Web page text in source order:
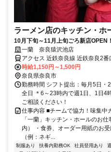
ラーメン店のキッチン・ホ
10月下旬～11月上旬ごろ新店OPEN
型自由！履歴書不要＆オンライン面接
一蘭 奈良猿沢池店
アクセス 近鉄奈良線 近鉄奈良2
歩約8分、連絡バス 奈良徒歩約13
時給1,150円～1,500円
奈良県奈良市
勤務時間 シフト提出：毎月5日・
全日 ＊6～23時内で週1日、1日4
ご相談ください！
仕事内容 ■チームで協力！味集中
「一蘭」キッチン・ホールのお
内） ・食券、オーダー用紙のお
（例：ネギ...
制服あり 扶養内勤務OK 社員登用あり